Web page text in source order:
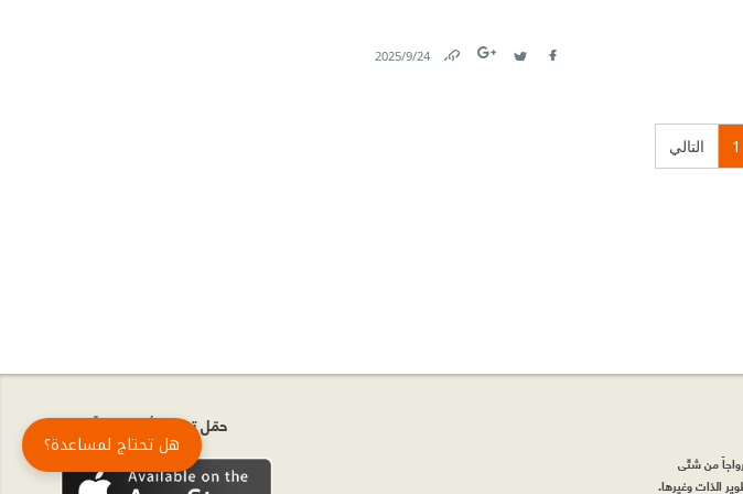
24‏/9‏/2025
1 التالي
حمّل تطبيق أبجد مجاناً
رواجاً من شتّى
الذات وغيرها.
هل تحتاج لمساعدة؟